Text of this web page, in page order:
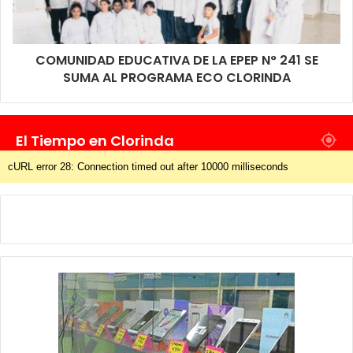
COMUNIDAD EDUCATIVA DE LA EPEP N° 241 SE
SUMA AL PROGRAMA ECO CLORINDA
El Tiempo en Clorinda
cURL error 28: Connection timed out after 10000 milliseconds